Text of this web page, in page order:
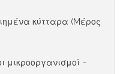
κύτταρα (Mέρος
μικροοργανισμοί –